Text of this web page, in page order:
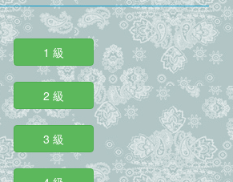
1 級
2 級
3 級